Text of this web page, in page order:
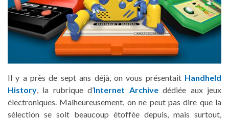
Il y a près de sept ans déjà, on vous présentait Handheld
History, la rubrique d’Internet Archivedédiée aux jeux
électroniques. Malheureusement, on ne peut pas dire que la
sélection se soit beaucoup étoffée depuis, mais surtout,